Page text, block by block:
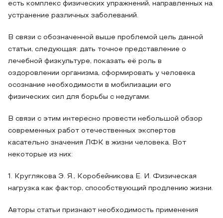
есть комплекс физических упражнений, направленных на
устранение различных заболеваний.
В связи с обозначенной выше проблемой цель данной
статьи, следующая: дать точное представление о
лечебной физкультуре, показать её роль в
оздоровлении организма, сформировать у человека
осознание необходимости в мобилизации его
физических сил для борьбы с недугами.
В связи с этим интересно провести небольшой обзор
современных работ отечественных экспертов
касательно значения ЛФК в жизни человека. Вот
некоторые из них:
1. Круглякова Э. Я., Коробейникова Е. И. Физическая
нагрузка как фактор, способствующий продлению жизни.
Авторы статьи признают необходимость применения